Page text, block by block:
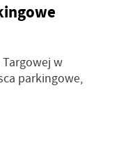
w
parkingowe,